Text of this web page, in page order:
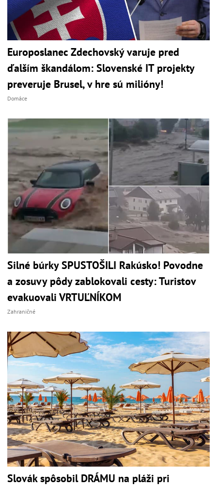
Europoslanec Zdechovský varuje pred
ďalším škandálom: Slovenské IT projekty
preveruje Brusel, v hre sú milióny!
Domáce
Silné búrky SPUSTOŠILI Rakúsko! Povodne
a zosuvy pôdy zablokovali cesty: Turistov
evakuovali VRTUĽNÍKOM
Zahraničné
Slovák spôsobil DRÁMU na pláži pri